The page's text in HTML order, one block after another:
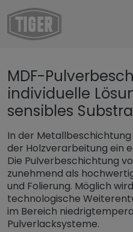
Pulverlack
Untermenü
Anwendungen /
MDF-Pulverbeschichtung
MDF-
individuelle
sensibles
In der
der Holzverarbeitung ein
Die Pulverbeschichtung
zunehmend als
und Folierung. Möglich
technologische
im Bereich
Pulverlacksysteme.